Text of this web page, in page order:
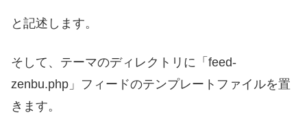
と記述します。
そして、テーマのディレクトリに「feed-
zenbu.php」フィードのテンプレートファイルを置
きます。